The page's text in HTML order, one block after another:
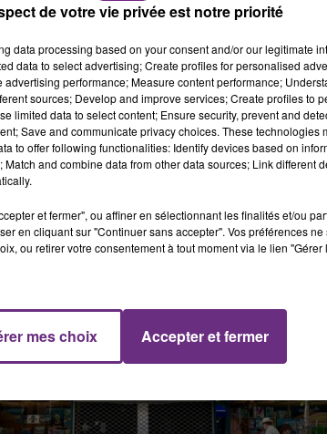
une personne a été blessée légèrement
des secours.
de votre vie privée est notre priorité
data processing based on your consent and/or our legitimate
data to select advertising; Create profiles for personalised
performance; Measure content performance;
sources; Develop and improve services; Create profiles to
limited data to select content; Ensure security, prevent and
Save and communicate privacy choices. These technologies
to offer following functionalities: Identify devices based on
and combine data from other data sources; Link different
et fermer", ou affiner en sélectionnant les finalités et/ou
en cliquant sur "Continuer sans accepter". Vos préférences
ou retirer votre consentement à tout moment via le lien
mes choix Accepter et fermer